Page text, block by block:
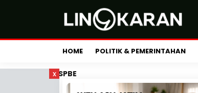
HOME POLITIK & PEMERINTAHAN
x SPBE